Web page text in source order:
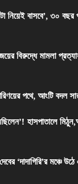
নিয়েই বাসবে’, ৩০
বিরুদ্ধে মামলা
পথে, আংটি বদল
হাসপাতালে
‘দাদাগিরি’র মঞ্চে